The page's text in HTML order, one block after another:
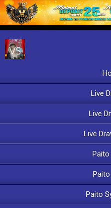
Live
Live
Live
Paito
Paito
Paito